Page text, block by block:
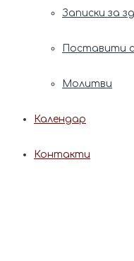
Записки за
Поставити
Молитви
Календар
Контакти